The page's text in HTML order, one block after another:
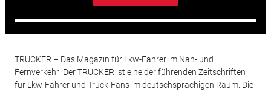
TRUCKER – Das Magazin für Lkw-Fahrer im Nah- und
Fernverkehr: Der TRUCKER ist eine der führenden Zeitschriften
für Lkw-Fahrer und Truck-Fans im deutschsprachigen Raum. Die